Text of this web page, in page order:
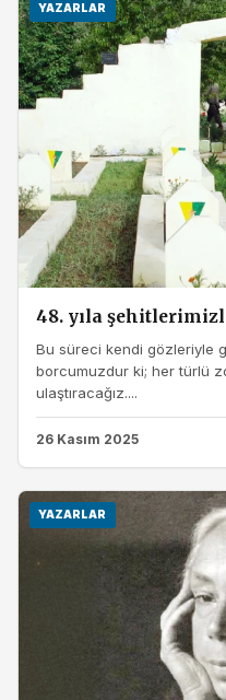
YAZARLAR
48. yıla
Bu süreci kendi gözleriyle
borcumuzdur ki; her türlü
ulaştıracağız....
26 Kasım 2025
YAZARLAR